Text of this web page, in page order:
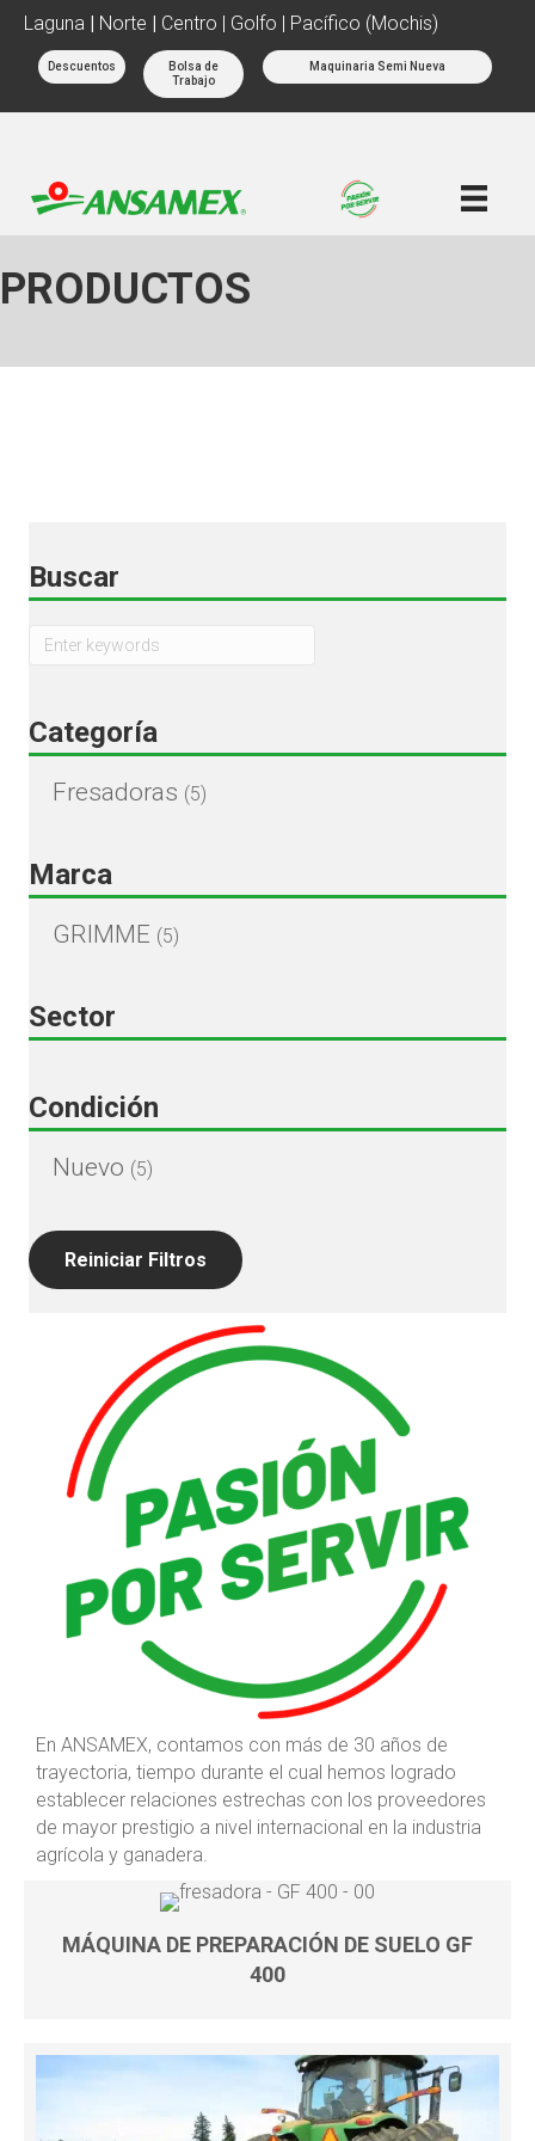
Laguna | Norte | Centro | Golfo | Pacífico (Mochis)
Descuentos
Bolsa de
Trabajo
Maquinaria Semi Nueva
PRODUCTOS
Buscar
Categoría
Fresadoras (5)
Marca
GRIMME (5)
Sector
Condición
Nuevo (5)
Reiniciar Filtros
En ANSAMEX, contamos con más de 30 años de
trayectoria, tiempo durante el cual hemos logrado
establecer relaciones estrechas con los proveedores
de mayor prestigio a nivel internacional en la industria
agrícola y ganadera.
MÁQUINA DE PREPARACIÓN DE SUELO GF
400